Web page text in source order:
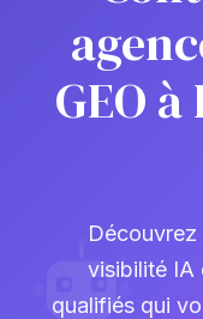
GEO
visibilité IA
qualifiés qui